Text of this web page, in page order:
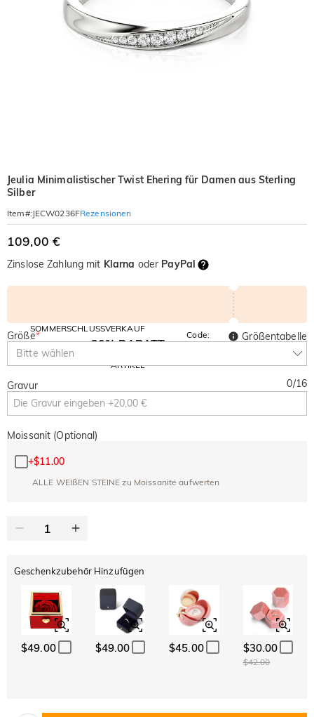
Jeulia Minimalistischer Twist Ehering für Damen aus Sterling
Silber
Item#: JECW0236FRezensionen
109,00 €
Zinslose Zahlung mit Klarna oder PayPal
SOMMERSCHLUSSVERKAUF
10% RABATT
AUF ALLES
30% RABATT
ARTIKEL
Code:
SUMMER
Größe*
Bitte wählen
Größentabelle
Gravur 0/16
Moissanit (Optional)
+$11.00
ALLE WEIßEN STEINE zu Moissanite aufwerten
Geschenkzubehör Hinzufügen
$49.00 $49.00 $45.00 $30.00
$42.00